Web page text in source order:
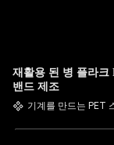
재활용 된 병 플라크
밴드 제조
기계를 만드는 PET